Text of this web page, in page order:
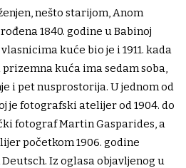
nešto starijom, Anom
1840. godine u Babinoj
kuće bio je i 1911. kada
kuća ima sedam soba,
i pet nusprostorija. U jednom od
je fotografski atelijer od 1904. do
fotograf Martin Gasparides, a
početkom 1906. godine
Iz oglasa objavljenog u